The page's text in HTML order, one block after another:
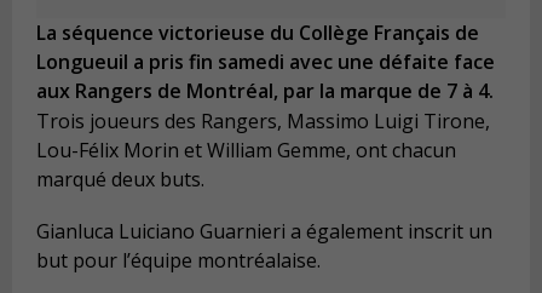
La séquence victorieuse du Collège Français de
Longueuil a pris fin samedi avec une défaite face
aux Rangers de Montréal, par la marque de 7 à 4.
Trois joueurs des Rangers, Massimo Luigi Tirone,
Lou-Félix Morin et William Gemme, ont chacun
marqué deux buts.
Gianluca Luiciano Guarnieri a également inscrit un
but pour l’équipe montréalaise.